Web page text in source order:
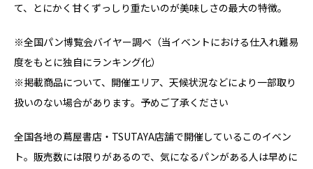
て、とにかく甘くずっしり重たいのが美味しさの最大の特徴。
※全国パン博覧会バイヤー調べ（当イベントにおける仕入れ難易
度をもとに独自にランキング化）
※掲載商品について、開催エリア、天候状況などにより一部取り
扱いのない場合があります。予めご了承ください
全国各地の蔦屋書店・TSUTAYA店舗で開催しているこのイベン
ト。販売数には限りがあるので、気になるパンがある人は早めに